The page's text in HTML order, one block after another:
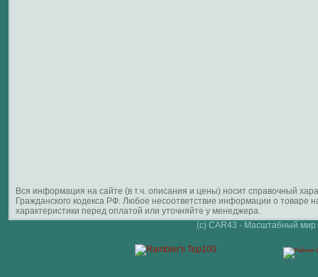
Вся информация на сайте (в т.ч. описания и цены) носит справочный
Гражданского кодекса РФ. Любое несоответствие информации о
характеристики перед оплатой или уточняйте у менеджера.
(c) CAR43 - Масштабный мир